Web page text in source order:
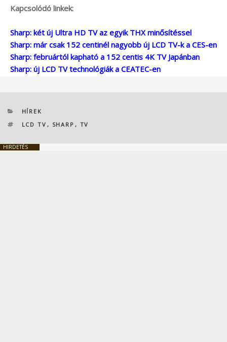
Kapcsolódó linkek:
Sharp: két új Ultra HD TV az egyik THX minősítéssel
Sharp: már csak 152 centinél nagyobb új LCD TV-k a CES-en
Sharp: februártól kapható a 152 centis 4K TV Japánban
Sharp: új LCD TV technológiák a CEATEC-en
KATEGÓRIÁK
HÍREK
CÍMKÉK
LCD TV , SHARP , TV
HIRDETÉS